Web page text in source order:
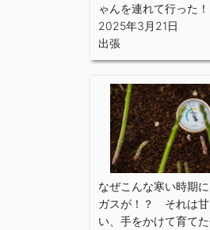
ゃんを連れて行った！
2025年3月21日
出張
なぜこんな寒い時期
ガスが！？ それは甘
い、手をかけて育て